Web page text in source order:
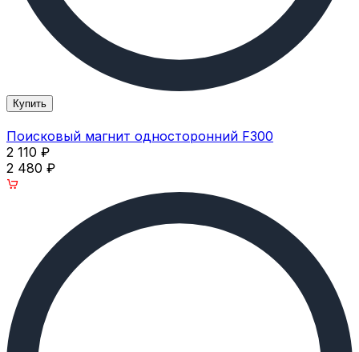
Купить
Поисковый магнит односторонний F300
2 110 ₽
2 480 ₽